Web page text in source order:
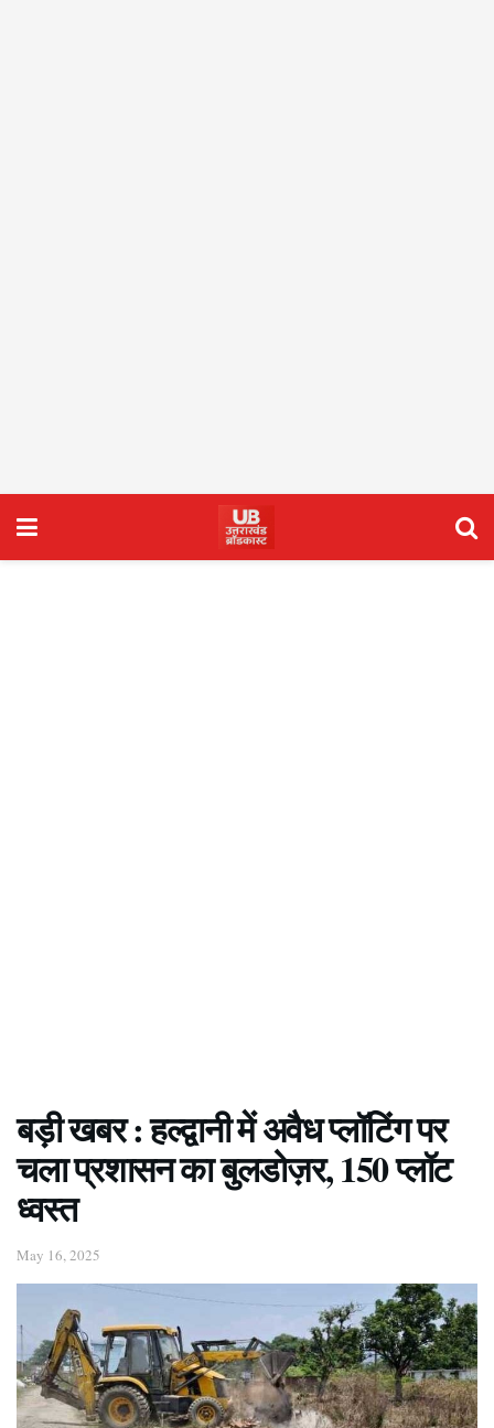
बड़ी खबर : हल्द्वानी में अवैध प्लॉटिंग पर
चला प्रशासन का बुलडोज़र, 150 प्लॉट
ध्वस्त
May 16, 2025